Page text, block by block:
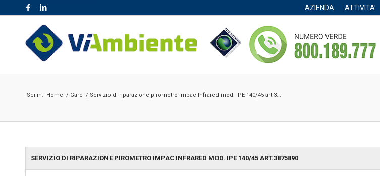
AZIENDA ATTIVITA’
Sei in: Home / Gare / Servizio di riparazione pirometro Impac Infrared mod. IPE 140/45 art.3...
SERVIZIO DI RIPARAZIONE PIROMETRO IMPAC INFRARED MOD. IPE 140/45 ART.3875890